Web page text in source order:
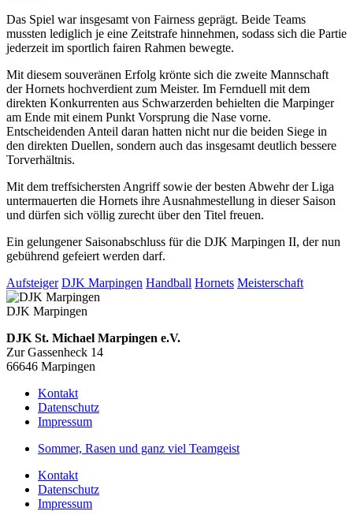
Das Spiel war insgesamt von Fairness geprägt. Beide Teams
mussten lediglich je eine Zeitstrafe hinnehmen, sodass sich die Partie
jederzeit im sportlich fairen Rahmen bewegte.
Mit diesem souveränen Erfolg krönte sich die zweite Mannschaft
der Hornets hochverdient zum Meister. Im Fernduell mit dem
direkten Konkurrenten aus Schwarzerden behielten die Marpinger
am Ende mit einem Punkt Vorsprung die Nase vorne.
Entscheidenden Anteil daran hatten nicht nur die beiden Siege in
den direkten Duellen, sondern auch das insgesamt deutlich bessere
Torverhältnis.
Mit dem treffsichersten Angriff sowie der besten Abwehr der Liga
untermauerten die Hornets ihre Ausnahmestellung in dieser Saison
und dürfen sich völlig zurecht über den Titel freuen.
Ein gelungener Saisonabschluss für die DJK Marpingen II, der nun
gebührend gefeiert werden darf.
Aufsteiger DJK Marpingen Handball Hornets Meisterschaft
DJK Marpingen
DJK St. Michael Marpingen e.V.
Zur Gassenheck 14
66646 Marpingen
Kontakt
Datenschutz
Impressum
Sommer, Rasen und ganz viel Teamgeist
Kontakt
Datenschutz
Impressum